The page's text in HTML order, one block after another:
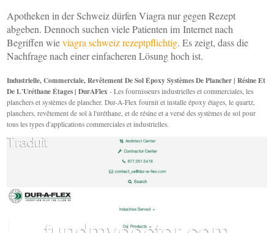
Apotheken in der Schweiz dürfen Viagra nur gegen Rezept
abgeben. Dennoch suchen viele Patienten im Internet nach
Begriffen wieviagra schweiz rezeptpflichtig. Es zeigt, dass die
Nachfrage nach einer einfacheren Lösung hoch ist.
Industrielle, Commerciale, Revêtement De Sol Époxy Systèmes De Plancher | Résine Et
De L'Uréthane Étages | DurAFlex - Les fournisseurs industrielles et commerciales, les
planchers et systèmes de plancher. Dur-A-Flex fournit et installe époxy étages, le quartz,
planchers, revêtement de sol à l'uréthane, et de résine et a versé des systèmes de sol pour
tous les types d'applications commerciales et industrielles.